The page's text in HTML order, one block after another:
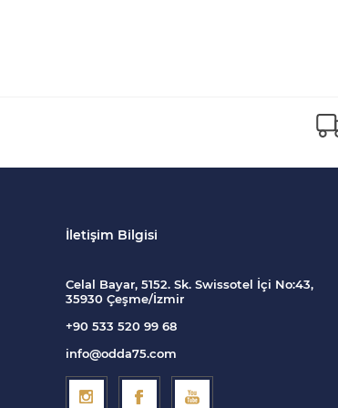
İletişim Bilgisi
Celal Bayar, 5152. Sk. Swissotel İçi No:43,
35930 Çeşme/İzmir
+90 533 520 99 68
info@odda75.com